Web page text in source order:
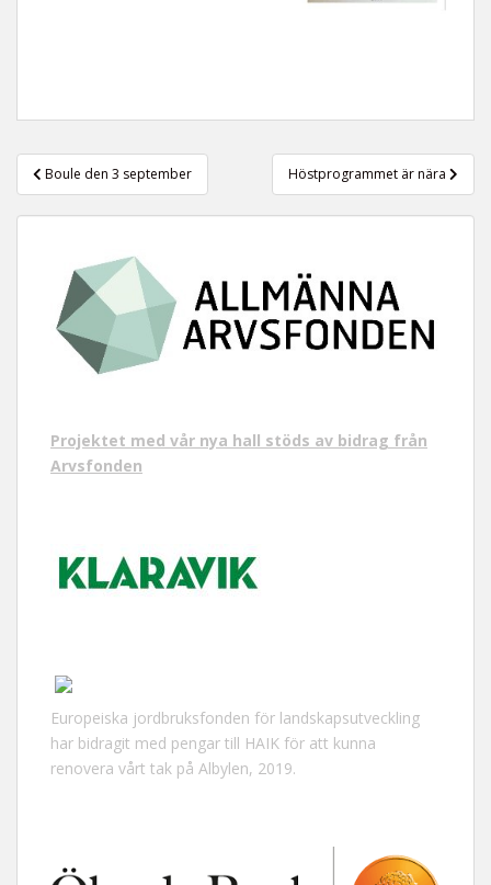
Inläggsnavigering
Boule den 3 september Höstprogrammet är nära
Projektet med vår nya hall stöds av bidrag från
Arvsfonden
Europeiska jordbruksfonden för landskapsutveckling
har bidragit med pengar till HAIK för att kunna
renovera vårt tak på Albylen, 2019.